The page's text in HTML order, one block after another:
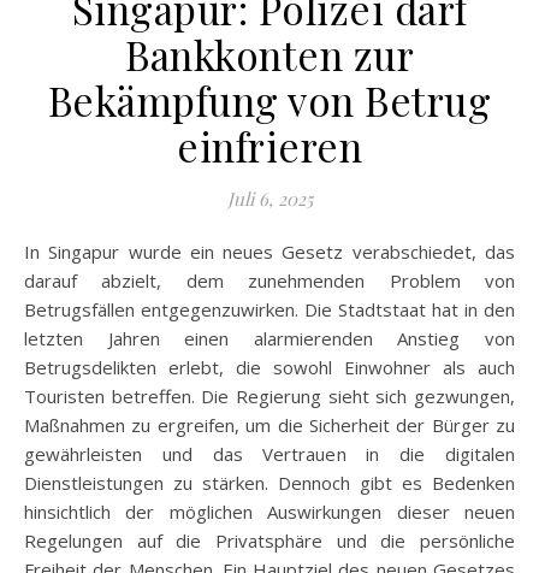
Bankkonten zur
Bekämpfung von Betrug
einfrieren
Juli 6, 2025
In Singapur wurde ein neues Gesetz verabschiedet, das
darauf abzielt, dem zunehmenden Problem von
Betrugsfällen entgegenzuwirken. Die Stadtstaat hat in den
letzten Jahren einen alarmierenden Anstieg von
Betrugsdelikten erlebt, die sowohl Einwohner als auch
Touristen betreffen. Die Regierung sieht sich gezwungen,
Maßnahmen zu ergreifen, um die Sicherheit der Bürger zu
gewährleisten und das Vertrauen in die digitalen
Dienstleistungen zu stärken. Dennoch gibt es Bedenken
hinsichtlich der möglichen Auswirkungen dieser neuen
Regelungen auf die Privatsphäre und die persönliche